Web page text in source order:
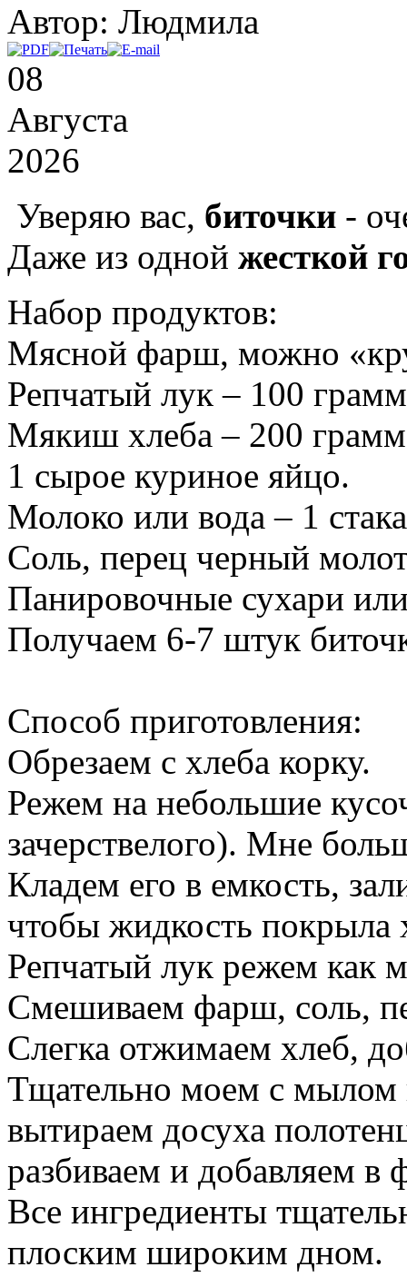
Автор: Людмила
08
Августа
2026
Уверяю вас, биточки -
Даже из одной жесткой
Набор продуктов:
Мясной фарш, можно
Репчатый лук – 100
Мякиш хлеба – 200
1 сырое куриное яйцо.
Молоко или вода – 1
Соль, перец черный
Панировочные сухари
Получаем 6-7 штук
Способ приготовления:
Обрезаем с хлеба корку.
Режем на небольшие
зачерствелого). Мне
Кладем его в емкость,
чтобы жидкость покрыла
Репчатый лук режем как
Смешиваем фарш, соль,
Слегка отжимаем хлеб,
Тщательно моем с мылом
вытираем досуха
разбиваем и добавляем в
Все ингредиенты
плоским широким дном.